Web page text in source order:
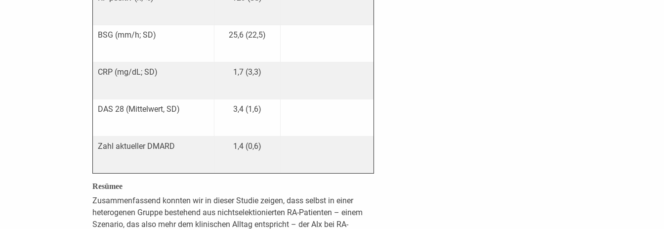
BSG (mm/h; SD) 25,6 (22,5)
CRP (mg/dL; SD) 1,7 (3,3)
DAS 28 (Mittelwert, SD) 3,4 (1,6)
Zahl aktueller DMARD 1,4 (0,6)
Resümee
Zusammenfassend konnten wir in dieser Studie zeigen, dass selbst in einer
heterogenen Gruppe bestehend aus nichtselektionierten RA-Patienten – einem
Szenario, das also mehr dem klinischen Alltag entspricht – der AIx bei RA-